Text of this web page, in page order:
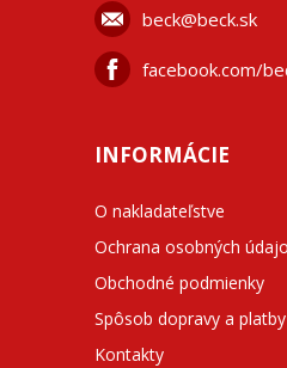
beck@beck.sk
facebook.com/
INFORMÁCIE
O nakladateľstve
Ochrana osobných
Obchodné podmienky
Spôsob dopravy a platby
Kontakty